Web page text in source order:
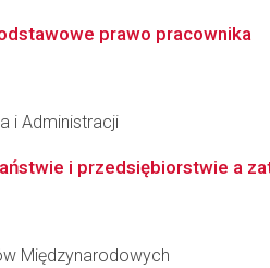
prawo pracownika
i Administracji
i przedsiębiorstwie a
Międzynarodowych